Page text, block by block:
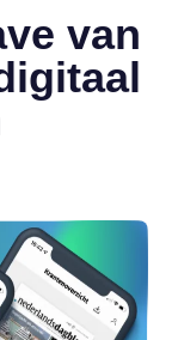
van